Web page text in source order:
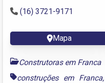
(16) 3721-9171
Mapa
Construtoras em Franca
construções em Franca,